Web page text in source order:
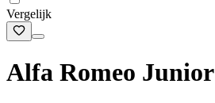
Vergelijk
Alfa Romeo Junior